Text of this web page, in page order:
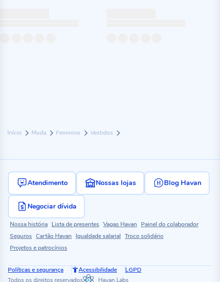
Início Moda Feminino Vestidos
Atendimento Nossas lojas Blog Havan
Negociar dívida
Nossa história Lista de presentes Vagas Havan
Painel do colaborador
Seguros Cartão Havan Igualdade salarial Troco solidário
Projetos e patrocínios
Políticas e segurança Acessibilidade
LGPD
Todos os direitos reservados
Havan Labs